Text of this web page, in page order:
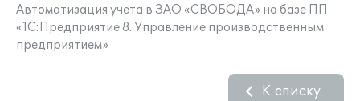
Автоматизация учета в ЗАО «СВОБОДА» на базе ПП
«1С:Предприятие 8. Управление производственным
предприятием»
К списку